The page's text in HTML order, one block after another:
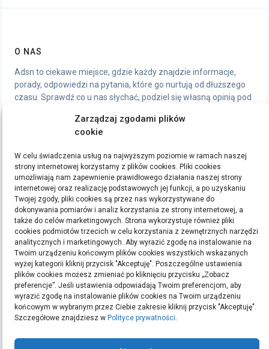
Zarządzaj zgodami plików
cookie
W celu świadczenia usług na najwyższym poziomie w ramach naszej
strony internetowej korzystamy z plików cookies. Pliki cookies
umożliwiają nam zapewnienie prawidłowego działania naszej strony
internetowej oraz realizację podstawowych jej funkcji, a po uzyskaniu
Twojej zgody, pliki cookies są przez nas wykorzystywane do
dokonywania pomiarów i analiz korzystania ze strony internetowej, a
także do celów marketingowych. Strona wykorzystuje również pliki
cookies podmiotów trzecich w celu korzystania z zewnętrznych narzędzi
analitycznych i marketingowych. Aby wyrazić zgodę na instalowanie na
Twoim urządzeniu końcowym plików cookies wszystkich wskazanych
wyżej kategorii kliknij przycisk "Akceptuję". Poszczególne ustawienia
plików cookies możesz zmieniać po kliknięciu przycisku „Zobacz
preferencje”. Jeśli ustawienia odpowiadają Twoim preferencjom, aby
wyrazić zgodę na instalowanie plików cookies na Twoim urządzeniu
końcowym w wybranym przez Ciebie zakresie kliknij przycisk "Akceptuję".
Szczegółowe znajdziesz w Polityce prywatności.
O NAS
Adsn to ciekawe miejsce, gdzie każdy znajdzie informacje,
porady, odpowiedzi na pytania, które go nurtują od dłuższego
czasu. Sprawdź co u nas słychać, podziel się własną opinią pod
Polityka Prywatności
ETYKIETY
bieganie filmy handmade kredyt kredyty moda pomysły na prezent ręcznie
robione zakładki do książek rękodzieło sen sklep z rękodziełem sport ubrania
Szukaj:
ARCHIWA